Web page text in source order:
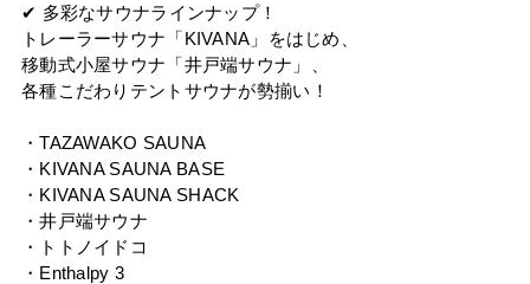
✔︎ 多彩なサウナラインナップ！
トレーラーサウナ「KIVANA」をはじめ、
移動式小屋サウナ「井戸端サウナ」、
各種こだわりテントサウナが勢揃い！
・TAZAWAKO SAUNA
・KIVANA SAUNA BASE
・KIVANA SAUNA SHACK
・井戸端サウナ
・トトノイドコ
・Enthalpy 3